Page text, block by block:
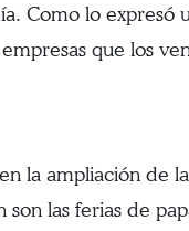
Como lo
que los
la ampliación de
las ferias de